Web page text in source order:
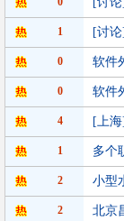
1 [讨
0 软件
0 软件
4 [上
1 多个
2 小型
2 北京